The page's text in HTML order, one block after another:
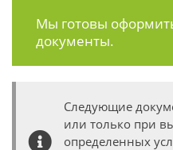
Мы готовы
документы.
Следующие
или только при
определенных